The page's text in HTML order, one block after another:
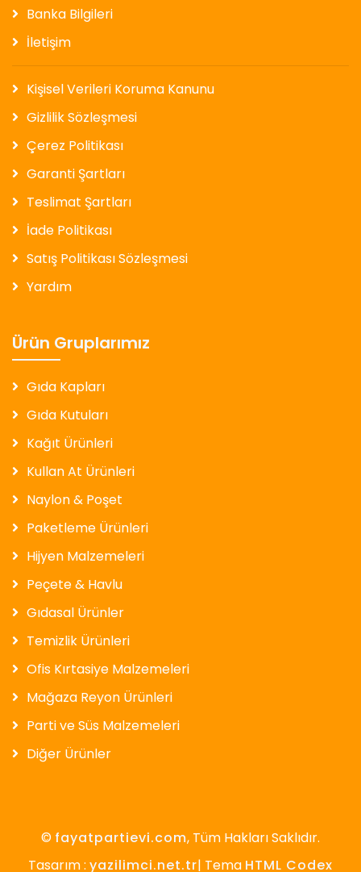
Banka Bilgileri
İletişim
Kişisel Verileri Koruma Kanunu
Gizlilik Sözleşmesi
Çerez Politikası
Garanti Şartları
Teslimat Şartları
İade Politikası
Satış Politikası Sözleşmesi
Yardım
Ürün Gruplarımız
Gıda Kapları
Gıda Kutuları
Kağıt Ürünleri
Kullan At Ürünleri
Naylon & Poşet
Paketleme Ürünleri
Hijyen Malzemeleri
Peçete & Havlu
Gıdasal Ürünler
Temizlik Ürünleri
Ofis Kırtasiye Malzemeleri
Mağaza Reyon Ürünleri
Parti ve Süs Malzemeleri
Diğer Ürünler
© fayatpartievi.com, Tüm Hakları Saklıdır.
Tasarım : yazilimci.net.tr| Tema HTML Codex